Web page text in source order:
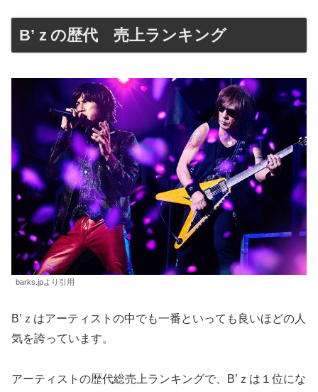
B’ｚの歴代 売上ランキング
barks.jpより引用
B’ｚはアーティストの中でも一番といっても良いほどの人
気を誇っています。
アーティストの歴代総売上ランキングで、B’ｚは１位にな